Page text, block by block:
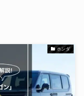
ホンダ